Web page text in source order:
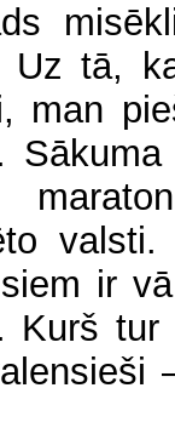
Uz tā,
man
ir
Kurš